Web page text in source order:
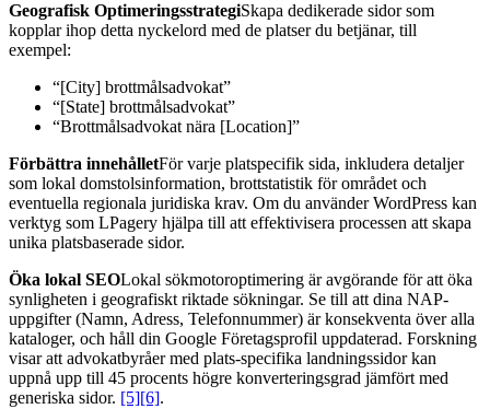
Geografisk OptimeringsstrategiSkapa dedikerade sidor som
kopplar ihop detta nyckelord med de platser du betjänar, till
exempel:
“[City] brottmålsadvokat”
“[State] brottmålsadvokat”
“Brottmålsadvokat nära [Location]”
Förbättra innehålletFör varje platspecifik sida, inkludera detaljer
som lokal domstolsinformation, brottstatistik för området och
eventuella regionala juridiska krav. Om du använder WordPress kan
verktyg som LPagery hjälpa till att effektivisera processen att skapa
unika platsbaserade sidor.
Öka lokal SEOLokal sökmotoroptimering är avgörande för att öka
synligheten i geografiskt riktade sökningar. Se till att dina NAP-
uppgifter (Namn, Adress, Telefonnummer) är konsekventa över alla
kataloger, och håll din Google Företagsprofil uppdaterad. Forskning
visar att advokatbyråer med plats-specifika landningssidor kan
uppnå upp till 45 procents högre konverteringsgrad jämfört med
generiska sidor. [5][6].